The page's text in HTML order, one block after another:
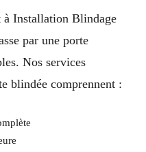
à Installation Blindage
par une porte
Nos services
blindée comprennent :